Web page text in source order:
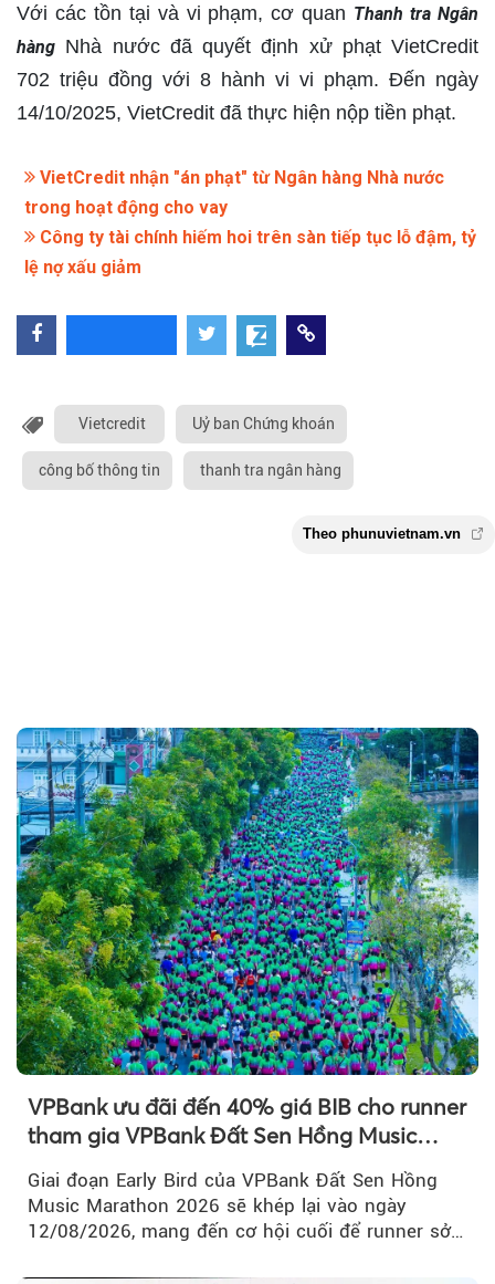
Với các tồn tại và vi phạm, cơ quan Thanh tra Ngân
hàng Nhà nước đã quyết định xử phạt VietCredit
702 triệu đồng với 8 hành vi vi phạm. Đến ngày
14/10/2025, VietCredit đã thực hiện nộp tiền phạt.
VietCredit nhận "án phạt" từ Ngân hàng Nhà nước
trong hoạt động cho vay
Công ty tài chính hiếm hoi trên sàn tiếp tục lỗ đậm, tỷ
lệ nợ xấu giảm
Vietcredit Uỷ ban Chứng khoán
công bố thông tin thanh tra ngân hàng
Theo
VPBank ưu đãi đến 40% giá BIB cho runner
tham gia VPBank Đất Sen Hồng Music
Giai đoạn Early Bird của VPBank Đất Sen Hồng
Music Marathon 2026 sẽ khép lại vào ngày
12/08/2026, mang đến cơ hội cuối để runner sở